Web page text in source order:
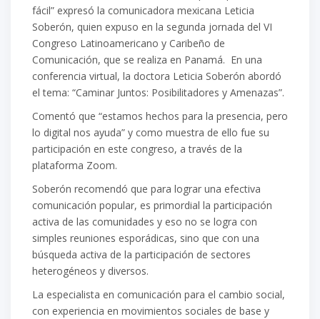
fácil” expresó la comunicadora mexicana Leticia
Soberón, quien expuso en la segunda jornada del VI
Congreso Latinoamericano y Caribeño de
Comunicación, que se realiza en Panamá. En una
conferencia virtual, la doctora Leticia Soberón abordó
el tema: “Caminar Juntos: Posibilitadores y Amenazas”.
Comentó que “estamos hechos para la presencia, pero
lo digital nos ayuda” y como muestra de ello fue su
participación en este congreso, a través de la
plataforma Zoom.
Soberón recomendó que para lograr una efectiva
comunicación popular, es primordial la participación
activa de las comunidades y eso no se logra con
simples reuniones esporádicas, sino que con una
búsqueda activa de la participación de sectores
heterogéneos y diversos.
La especialista en comunicación para el cambio social,
con experiencia en movimientos sociales de base y